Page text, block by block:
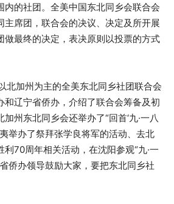
内的社团。全美中国东北同乡会联合会
主席团，联合会的决议、决定及所开展
做最终的决定，表决原则以投票的方式
北加州为主的全美东北同乡社团联合会
和辽宁省侨办，介绍了联合会筹备及初
州东北同乡会还举办了“回首‘九·一八
举办了祭拜张学良将军的活动、去北
70周年相关活动，在沈阳参观“九·一
侨办领导鼓励大家，要把东北同乡社